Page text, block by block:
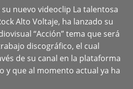
su nuevo videoclip La talentosa
Alto Voltaje, ha lanzado su
“Acción” tema que será
discográfico, el cual
de su canal en la plataforma
y que al momento actual ya ha
+